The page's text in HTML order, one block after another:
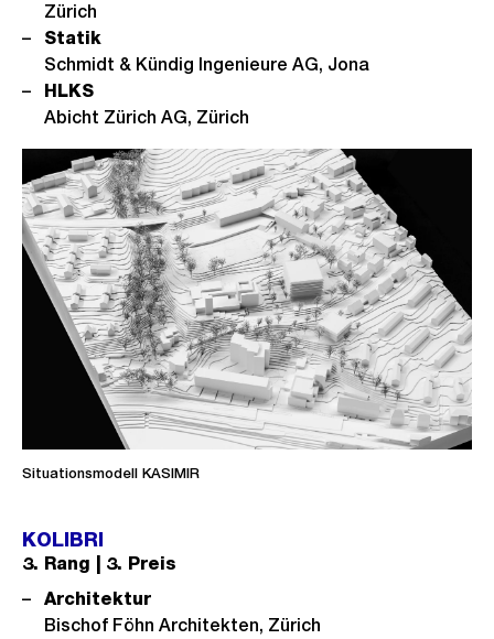
Zürich
Statik
Schmidt & Kündig Ingenieure AG, Jona
HLKS
Abicht Zürich AG, Zürich
Situationsmodell KASIMIR
KOLIBRI
3. Rang | 3. Preis
Architektur
Bischof Föhn Architekten, Zürich